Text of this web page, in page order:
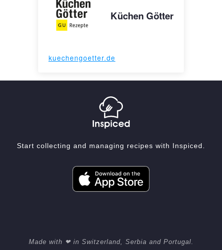
Küchen Götter
kuechengoetter.de
Start collecting and managing recipes with Inspiced.
Made with ❤ in Switzerland, Serbia and Portugal.